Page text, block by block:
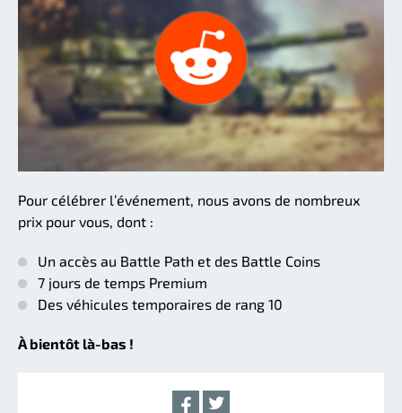
Pour célébrer l’événement, nous avons de nombreux
prix pour vous, dont :
Un accès au Battle Path et des Battle Coins
7 jours de temps Premium
Des véhicules temporaires de rang 10
À bientôt là-bas !